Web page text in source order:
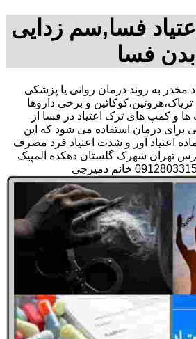
فسا,سم زدایی
بدن فسا
مخدر به روند درمان روانی یا پزشکی
تریاک،هروئین،کوکائین و برخی داروها
ها و کمپ های ترک اعتیاد در فسا از
برای درمان استفاده می شود که این
اعتیاد آور و شدت اعتیاد فرد مصرف
تهران شهرک گلستان دهکده المپیک